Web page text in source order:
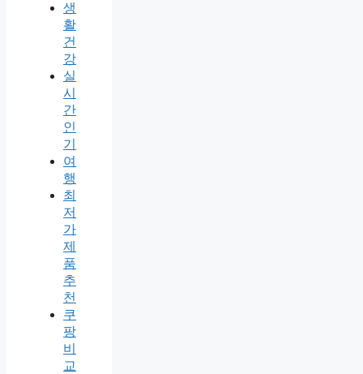
생
활
건
강
실
시
간
인
기
여
행
최
저
가
제
품
추
천
쿠
팡
비
교